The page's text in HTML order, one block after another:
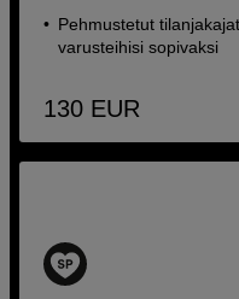
Pehmustetut
varusteihisi sopivaksi
130 EUR